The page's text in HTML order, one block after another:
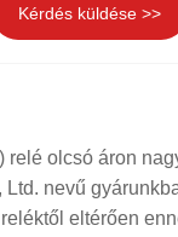
Kérdés küldése >>
relé olcsó áron
nevű
eltérően